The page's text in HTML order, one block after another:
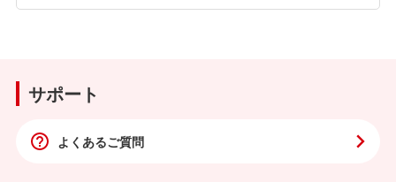
サポート
よくあるご質問